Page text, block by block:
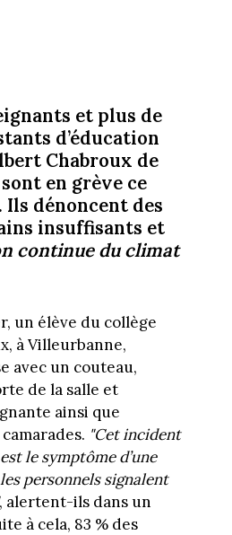
et plus de
d’éducation
Chabroux de
en grève ce
Ils dénoncent des
insuffisants et
continue du climat
un élève du collège
à Villeurbanne,
avec un couteau,
de la salle et
ainsi que
"Cet incident
le symptôme d’une
personnels signalent
alertent-ils dans un
à cela, 83 % des